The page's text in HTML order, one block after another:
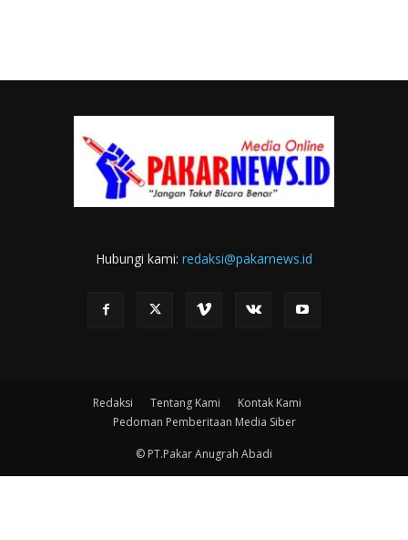
Hubungi kami: redaksi@pakarnews.id
Redaksi Tentang Kami
Kontak Kami
Pedoman Pemberitaan Media Siber
© PT.Pakar Anugrah Abadi